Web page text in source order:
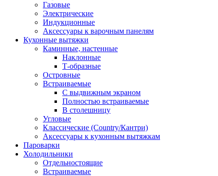
Газовые
Электрические
Индукционные
Аксессуары к варочным панелям
Кухонные вытяжки
Каминные, настенные
Наклонные
Т-образные
Островные
Встраиваемые
С выдвижным экраном
Полностью встраиваемые
В столешницу
Угловые
Классические (Country/Кантри)
Аксессуары к кухонным вытяжкам
Пароварки
Холодильники
Отдельностоящие
Встраиваемые